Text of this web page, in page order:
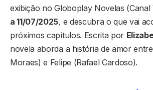
exibição no Globoplay Novelas (Canal
a 11/07/2025, e descubra o que vai
próximos capítulos. Escrita por
novela aborda a história de amor
Moraes) e Felipe (Rafael Cardoso).